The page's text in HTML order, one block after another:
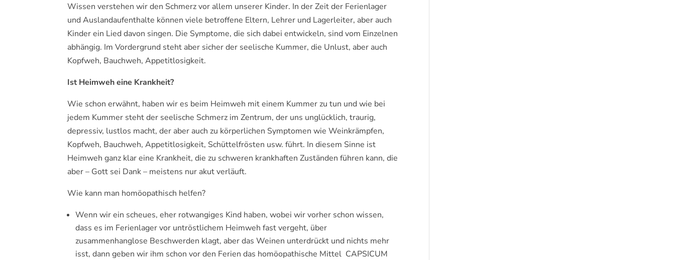
Wissen verstehen wir den Schmerz vor allem unserer Kinder. In der Zeit der Ferienlager
und Auslandaufenthalte können viele betroffene Eltern, Lehrer und Lagerleiter, aber auch
Kinder ein Lied davon singen. Die Symptome, die sich dabei entwickeln, sind vom Einzelnen
abhängig. Im Vordergrund steht aber sicher der seelische Kummer, die Unlust, aber auch
Kopfweh, Bauchweh, Appetitlosigkeit.
Ist Heimweh eine Krankheit?
Wie schon erwähnt, haben wir es beim Heimweh mit einem Kummer zu tun und wie bei
jedem Kummer steht der seelische Schmerz im Zentrum, der uns unglücklich, traurig,
depressiv, lustlos macht, der aber auch zu körperlichen Symptomen wie Weinkrämpfen,
Kopfweh, Bauchweh, Appetitlosigkeit, Schüttelfrösten usw. führt. In diesem Sinne ist
Heimweh ganz klar eine Krankheit, die zu schweren krankhaften Zuständen führen kann, die
aber – Gott sei Dank – meistens nur akut verläuft.
Wie kann man homöopathisch helfen?
Wenn wir ein scheues, eher rotwangiges Kind haben, wobei wir vorher schon wissen,
dass es im Ferienlager vor untröstlichem Heimweh fast vergeht, über
zusammenhanglose Beschwerden klagt, aber das Weinen unterdrückt und nichts mehr
isst, dann geben wir ihm schon vor den Ferien das homöopathische Mittel CAPSICUM